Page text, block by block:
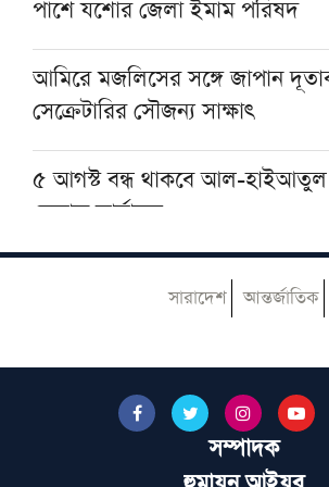
আওয়ামী নৃশংসতার বৈশ্বিক প্রচারণা
আহ্বান ইসলামী আন্দোলনের
পাশে যশোর জেলা ইমাম পরিষদ
আমিরে মজলিসের সঙ্গে জাপান
সেক্রেটারির সৌজন্য সাক্ষাৎ
৫ আগস্ট বন্ধ থাকবে আল-
বেফাক কার্যালয়
হেজবুত তাওহীদ কেন ভ্রান্ত, কী
পায়ে হেঁটে হজের উদ্দেশে রওয়ানা
সারাদেশ আন্তর্জাতিক
সম্পাদক